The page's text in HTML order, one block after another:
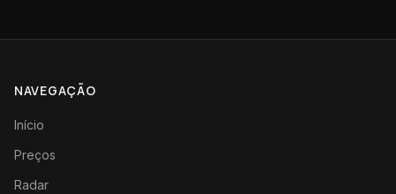
NAVEGAÇÃO
Início
Preços
Radar